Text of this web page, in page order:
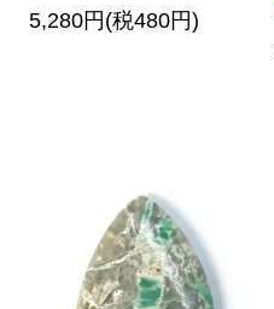
5,280円(税480円)